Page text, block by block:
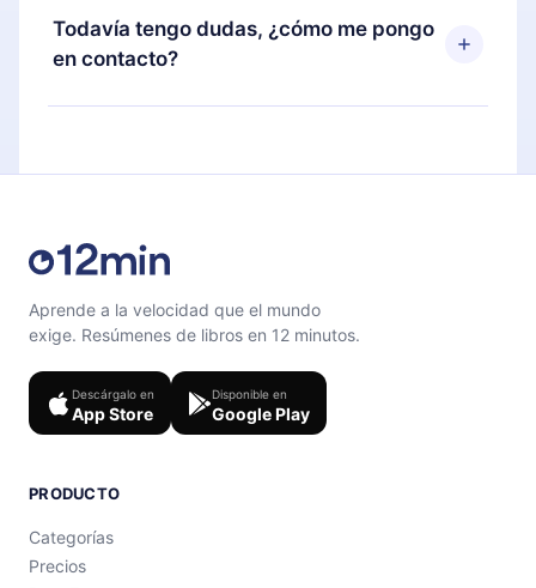
También puedes leer o escuchar tus títulos
favoritos sin conexión y desafiarte con un
puedes cancelar en cualquier momento y el
próximo ciclo de facturación no ocurrirá.
Todavía tengo dudas, ¿cómo me pongo
en contacto?
Siéntete libre de contactarnos en
Aprende a la velocidad que el mundo
exige. Resúmenes de libros en 12 minutos.
Descárgalo en
App Store
Disponible en
Google Play
PRODUCTO
Categorías
Precios